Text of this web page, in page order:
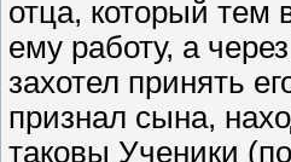
отца, который тем
ему работу, а
захотел принять
признал сына,
таковы Ученики